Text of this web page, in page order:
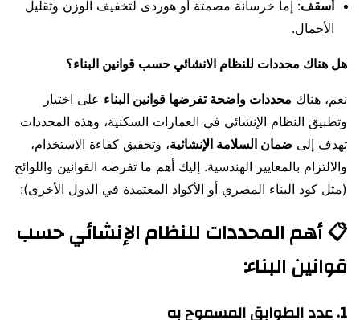
أسقف: إما خرسانة مصمتة أو هوردى لتخفيف الوزن وتقليل
الأحمال.
هل هناك محددات للنظام الانشائي حسب قوانين البناء؟
نعم، هناك محددات واضحة تفرضها قوانين البناء على اختيار
وتطبيق النظام الإنشائي في العمارات السكنية، وهذه المحددات
تهدف إلى ضمان السلامة الإنشائية، وتحقيق كفاءة الاستخدام،
والالتزام بالمعايير الهندسية. إليك أهم ما تفرضه القوانين واللوائح
(مثل كود البناء المصري أو الأكواد المعتمدة في الدول الأخرى):
📋أهم المحددات للنظام الإنشائي حسب
قوانين البناء:
1. عدد الطوابق المسموح به